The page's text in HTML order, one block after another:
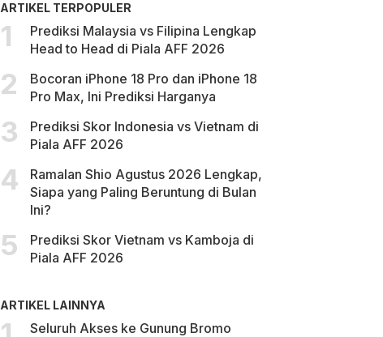
ARTIKEL TERPOPULER
Prediksi Malaysia vs Filipina Lengkap
Head to Head di Piala AFF 2026
Bocoran iPhone 18 Pro dan iPhone 18
Pro Max, Ini Prediksi Harganya
Prediksi Skor Indonesia vs Vietnam di
Piala AFF 2026
Ramalan Shio Agustus 2026 Lengkap,
Siapa yang Paling Beruntung di Bulan
Ini?
Prediksi Skor Vietnam vs Kamboja di
Piala AFF 2026
ARTIKEL LAINNYA
Seluruh Akses ke Gunung Bromo